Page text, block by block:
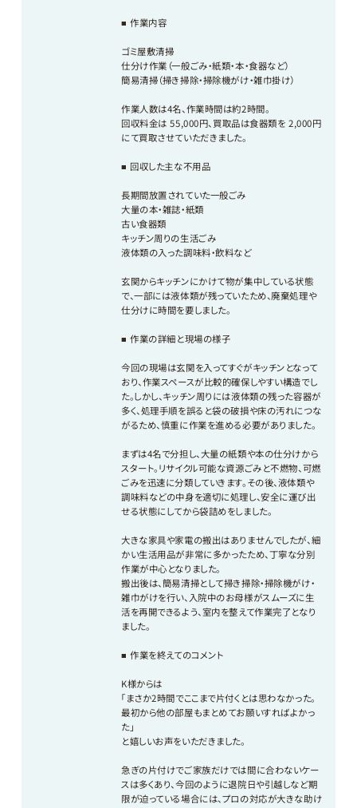
■ 作業内容
ゴミ屋敷清掃
仕分け作業（一般ごみ・紙類・本・食器など）
簡易清掃（掃き掃除・掃除機がけ・雑巾掛け）
作業人数は4名、作業時間は約2時間。
回収料金は 55,000円、買取品は食器類を 2,000円
にて買取させていただきました。
■ 回収した主な不用品
長期間放置されていた一般ごみ
大量の本・雑誌・紙類
古い食器類
キッチン周りの生活ごみ
液体類の入った調味料・飲料など
玄関からキッチンにかけて物が集中している状態
で、一部には液体類が残っていたため、廃棄処理や
仕分けに時間を要しました。
■ 作業の詳細と現場の様子
今回の現場は玄関を入ってすぐがキッチンとなって
おり、作業スペースが比較的確保しやすい構造でし
た。しかし、キッチン周りには液体類の残った容器が
多く、処理手順を誤ると袋の破損や床の汚れにつな
がるため、慎重に作業を進める必要がありました。
まずは4名で分担し、大量の紙類や本の仕分けから
スタート。リサイクル可能な資源ごみと不燃物、可燃
ごみを迅速に分類していきます。その後、液体類や
調味料などの中身を適切に処理し、安全に運び出
せる状態にしてから袋詰めをしました。
大きな家具や家電の搬出はありませんでしたが、細
かい生活用品が非常に多かったため、丁寧な分別
作業が中心となりました。
搬出後は、簡易清掃として掃き掃除・掃除機がけ・
雑巾がけを行い、入院中のお母様がスムーズに生
活を再開できるよう、室内を整えて作業完了となり
ました。
■ 作業を終えてのコメント
K様からは
「まさか2時間でここまで片付くとは思わなかった。
最初から他の部屋もまとめてお願いすればよかっ
た」
と嬉しいお声をいただきました。
急ぎの片付けでご家族だけでは間に合わないケー
スは多くあり、今回のように退院日や引越しなど期
限が迫っている場合には、プロの対応が大きな助け